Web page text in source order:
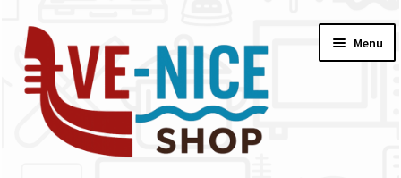
alla
navigazione
contenuto
Menu